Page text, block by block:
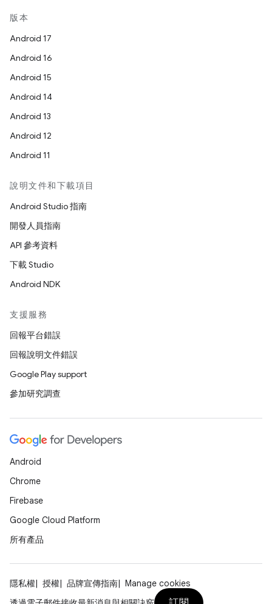
版本
Android 17
Android 16
Android 15
Android 14
Android 13
Android 12
Android 11
說明文件和下載項目
Android Studio 指南
開發人員指南
API 參考資料
下載 Studio
Android NDK
支援服務
回報平台錯誤
回報說明文件錯誤
Google Play support
參加研究調查
Android
Chrome
Firebase
Google Cloud Platform
所有產品
隱私權 授權 品牌宣傳指南
Manage cookies